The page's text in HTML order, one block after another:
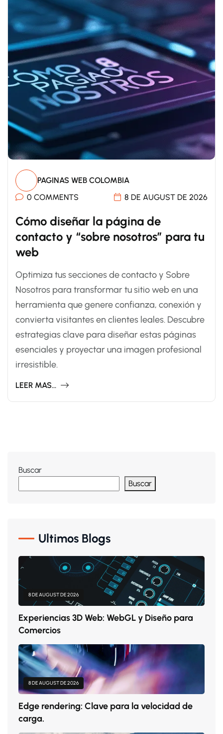
PAGINAS WEB COLOMBIA
0 COMMENTS
8 DE AUGUST DE 2026
Cómo diseñar la página de
contacto y “sobre nosotros” para tu
web
Optimiza tus secciones de contacto y Sobre
Nosotros para transformar tu sitio web en una
herramienta que genere confianza, conexión y
convierta visitantes en clientes leales. Descubre
estrategias clave para diseñar estas páginas
esenciales y proyectar una imagen profesional
irresistible.
LEER MAS...
Buscar
Buscar
Ultimos Blogs
8 DE AUGUST DE 2026
Experiencias 3D Web: WebGL y Diseño para
Comercios
8 DE AUGUST DE 2026
Edge rendering: Clave para la velocidad de
carga.